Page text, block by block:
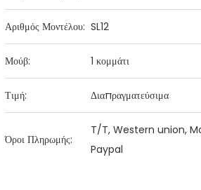
Αριθμός Μοντέλου: SL12
Μούβ: 1 κομμάτι
Τιμή: Διαπραγματεύσιμα
Όροι Πληρωμής:
T/T, Western union,
Paypal